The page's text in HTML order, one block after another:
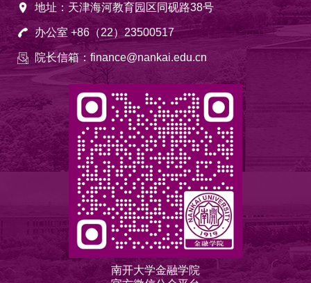
地址：天津海河教育园区同砚路38号
办公室 +86（22）23500517
院长信箱：finance@nankai.edu.cn
南开大学金融学院